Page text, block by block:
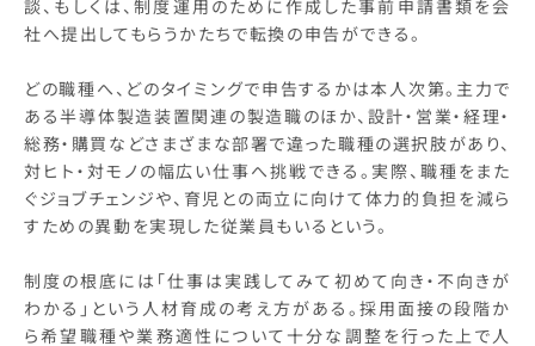
談、もしくは、制度運用のために作成した事前申請書類を会
社へ提出してもらうかたちで転換の申告ができる。
どの職種へ、どのタイミングで申告するかは本人次第。主力で
ある半導体製造装置関連の製造職のほか、設計・営業・経理・
総務・購買などさまざまな部署で違った職種の選択肢があり、
対ヒト・対モノの幅広い仕事へ挑戦できる。実際、職種をまた
ぐジョブチェンジや、育児との両立に向けて体力的負担を減ら
すための異動を実現した従業員もいるという。
制度の根底には「仕事は実践してみて初めて向き・不向きが
わかる」という人材育成の考え方がある。採用面接の段階か
ら希望職種や業務適性について十分な調整を行った上で人